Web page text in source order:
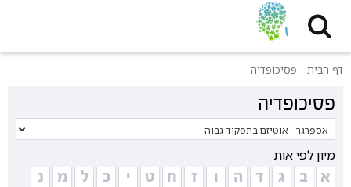
דף הבית פסיכופדיה
פסיכופדיה
מיון לפי אות
א ב ג ד ה ו ז ח ט י כ ל מ
נ